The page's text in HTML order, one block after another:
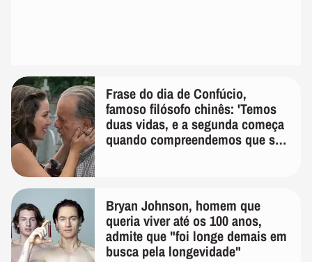
Frase do dia de Confúcio,
famoso filósofo chinês: 'Temos
duas vidas, e a segunda começa
quando compreendemos que só
Bryan Johnson, homem que
queria viver até os 100 anos,
admite que "foi longe demais em
busca pela longevidade"